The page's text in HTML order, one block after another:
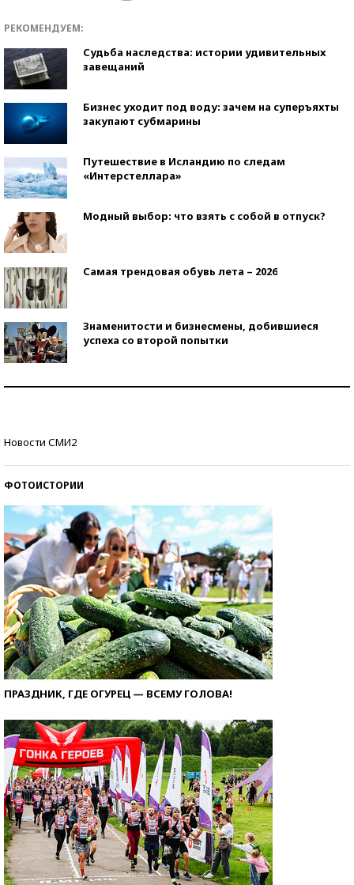
РЕКОМЕНДУЕМ:
Судьба наследства: истории удивительных
завещаний
Бизнес уходит под воду: зачем на суперъяхты
закупают субмарины
Путешествие в Исландию по следам
«Интерстеллара»
Модный выбор: что взять с собой в отпуск?
Самая трендовая обувь лета – 2026
Знаменитости и бизнесмены, добившиеся
успеха со второй попытки
Новости СМИ2
ФОТОИСТОРИИ
ПРАЗДНИК, ГДЕ ОГУРЕЦ — ВСЕМУ ГОЛОВА!